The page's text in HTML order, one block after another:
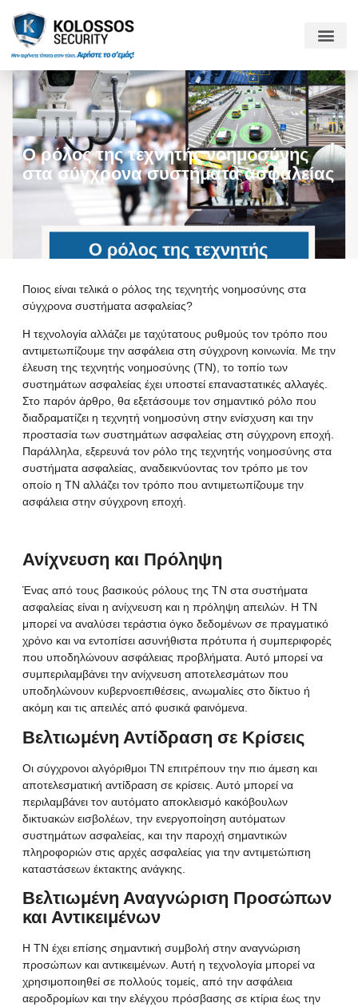
Ο ρόλος της τεχνητής νοημοσύνης
στα σύγχρονα συστήματα ασφαλείας
Ποιος είναι τελικά ο ρόλος της τεχνητής νοημοσύνης στα
σύγχρονα συστήματα ασφαλείας?
Η τεχνολογία αλλάζει με ταχύτατους ρυθμούς τον τρόπο που
αντιμετωπίζουμε την ασφάλεια στη σύγχρονη κοινωνία. Με την
έλευση της τεχνητής νοημοσύνης (ΤΝ), το τοπίο των
συστημάτων ασφαλείας έχει υποστεί επαναστατικές αλλαγές.
Στο παρόν άρθρο, θα εξετάσουμε τον σημαντικό ρόλο που
διαδραματίζει η τεχνητή νοημοσύνη στην ενίσχυση και την
προστασία των συστημάτων ασφαλείας στη σύγχρονη εποχή.
Παράλληλα, εξερευνά τον ρόλο της τεχνητής νοημοσύνης στα
συστήματα ασφαλείας, αναδεικνύοντας τον τρόπο με τον
οποίο η ΤΝ αλλάζει τον τρόπο που αντιμετωπίζουμε την
ασφάλεια στην σύγχρονη εποχή.
Ανίχνευση και Πρόληψη
Ένας από τους βασικούς ρόλους της ΤΝ στα συστήματα
ασφαλείας είναι η ανίχνευση και η πρόληψη απειλών. Η ΤΝ
μπορεί να αναλύσει τεράστια όγκο δεδομένων σε πραγματικό
χρόνο και να εντοπίσει ασυνήθιστα πρότυπα ή συμπεριφορές
που υποδηλώνουν ασφάλειας προβλήματα. Αυτό μπορεί να
συμπεριλαμβάνει την ανίχνευση αποτελεσμάτων που
υποδηλώνουν κυβερνοεπιθέσεις, ανωμαλίες στο δίκτυο ή
ακόμη και τις απειλές από φυσικά φαινόμενα.
Βελτιωμένη Αντίδραση σε Κρίσεις
Οι σύγχρονοι αλγόριθμοι ΤΝ επιτρέπουν την πιο άμεση και
αποτελεσματική αντίδραση σε κρίσεις. Αυτό μπορεί να
περιλαμβάνει τον αυτόματο αποκλεισμό κακόβουλων
δικτυακών εισβολέων, την ενεργοποίηση αυτόματων
συστημάτων ασφαλείας, και την παροχή σημαντικών
πληροφοριών στις αρχές ασφαλείας για την αντιμετώπιση
καταστάσεων έκτακτης ανάγκης.
Βελτιωμένη Αναγνώριση Προσώπων
και Αντικειμένων
Η ΤΝ έχει επίσης σημαντική συμβολή στην αναγνώριση
προσώπων και αντικειμένων. Αυτή η τεχνολογία μπορεί να
χρησιμοποιηθεί σε πολλούς τομείς, από την ασφάλεια
αεροδρομίων και την ελέγχου πρόσβασης σε κτίρια έως την